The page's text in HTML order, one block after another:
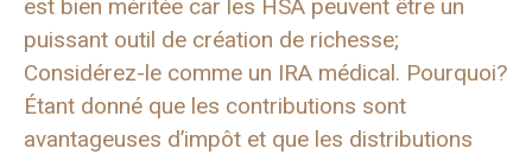
est bien méritée car les HSA peuvent être un
puissant outil de création de richesse;
Considérez-le comme un IRA médical. Pourquoi?
Étant donné que les contributions sont
avantageuses d’impôt et que les distributions